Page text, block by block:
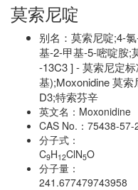
莫索尼啶
别名： 莫索尼啶;4-
基-2-甲基-5-嘧啶胺;
-13C3 ] - 莫索尼定
基);Moxonidine 莫
D3;特索芬辛
英文名： Moxonidine
CAS No.： 75438-57-
分子式：
C9H12ClN5O
分子量：
241.677479743958